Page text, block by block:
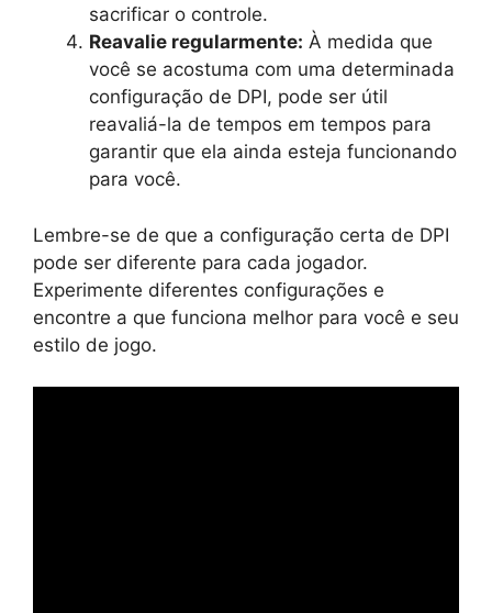
sacrificar o controle.
Reavalie regularmente: À medida que
você se acostuma com uma determinada
configuração de DPI, pode ser útil
reavaliá-la de tempos em tempos para
garantir que ela ainda esteja funcionando
para você.
Lembre-se de que a configuração certa de DPI
pode ser diferente para cada jogador.
Experimente diferentes configurações e
encontre a que funciona melhor para você e seu
estilo de jogo.